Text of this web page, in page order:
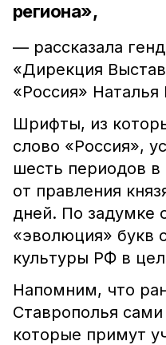
региона»,
— рассказала
«Дирекция
«Россия» Наталья
Шрифты, из
слово «Россия»,
шесть периодов
от правления
дней. По задумке
«эволюция» букв
культуры РФ в
Напомним, что
Ставрополья
которые примут